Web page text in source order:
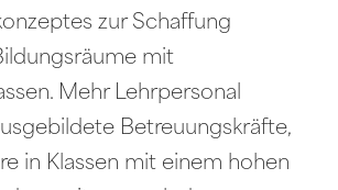
zur Schaffung
mit
Mehr Lehrpersonal
Betreuungskräfte,
in Klassen mit einem hohen